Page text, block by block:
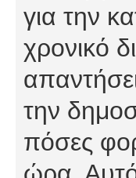
για την
χρονικό
την
πόσες